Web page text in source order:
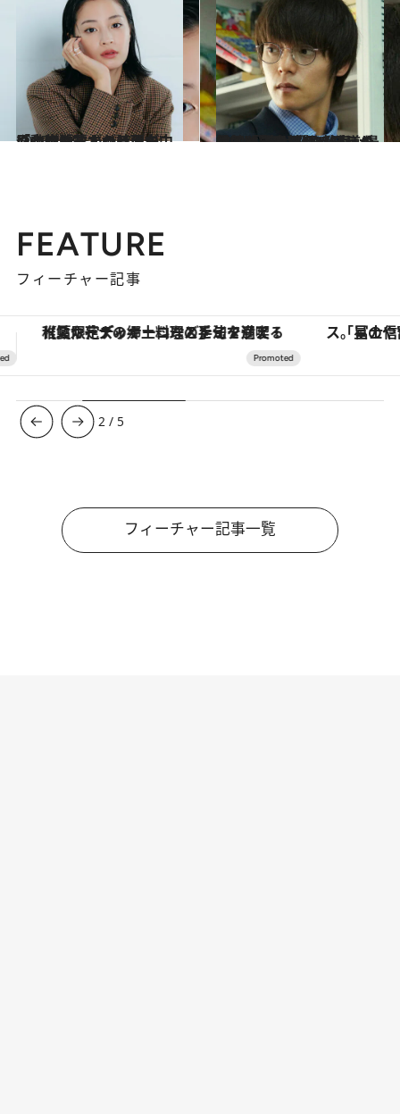
2025.2.15
「動物的な人のほうが、やっぱりちょっと面白い」広瀬すずが詩人・中原中也に惹かれる理由
カルチャー 2024.12.10
学園ドラマはなぜ減った？「熱血教師のほうが人気が出るが… 」王道を外す、窪田正孝（36）の絶妙すぎた“役作り”《『宙わたる教室』最終回》
カルチャー
FEATURE
フィーチャー記事
「星のや富士」でデジタルデトックス。冨士信仰の歴史を辿り、心身を調える。 【銀座で出合う最旬美容】美髪ケアや上質
3 / 5
フィーチャー記事一覧